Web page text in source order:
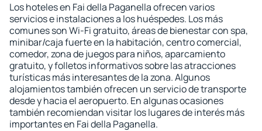
Los hoteles en Fai della Paganella ofrecen varios
servicios e instalaciones a los huéspedes. Los más
comunes son Wi-Fi gratuito, áreas de bienestar con spa,
minibar/caja fuerte en la habitación, centro comercial,
comedor, zona de juegos para niños, aparcamiento
gratuito, y folletos informativos sobre las atracciones
turísticas más interesantes de la zona. Algunos
alojamientos también ofrecen un servicio de transporte
desde y hacia el aeropuerto. En algunas ocasiones
también recomiendan visitar los lugares de interés más
importantes en Fai della Paganella.